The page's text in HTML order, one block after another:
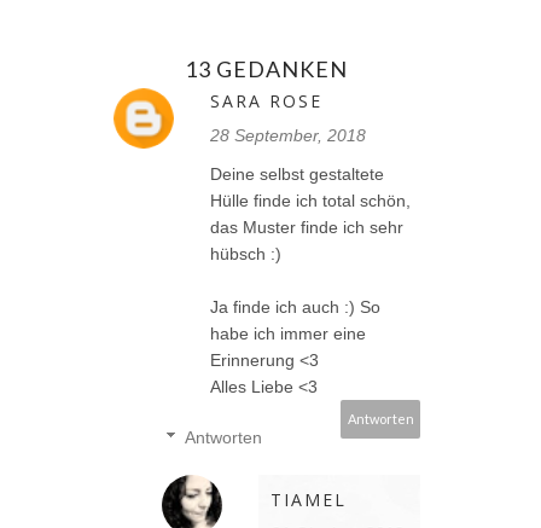
13 GEDANKEN
SARA ROSE
28 September, 2018
Deine selbst gestaltete
Hülle finde ich total schön,
das Muster finde ich sehr
hübsch :)
Ja finde ich auch :) So
habe ich immer eine
Erinnerung <3
Alles Liebe <3
Antworten
Antworten
TIAMEL